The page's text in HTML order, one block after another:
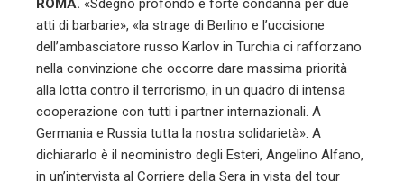
ROMA. «Sdegno profondo e forte condanna per due
atti di barbarie», «la strage di Berlino e l’uccisione
dell’ambasciatore russo Karlov in Turchia ci rafforzano
nella convinzione che occorre dare massima priorità
alla lotta contro il terrorismo, in un quadro di intensa
cooperazione con tutti i partner internazionali. A
Germania e Russia tutta la nostra solidarietà». A
dichiararlo è il neoministro degli Esteri, Angelino Alfano,
in un’intervista al Corriere della Sera in vista del tour